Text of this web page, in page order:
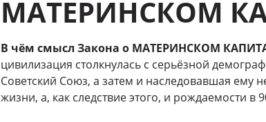
МАТЕРИНСКОМ
В чём смысл Закона о МАТЕРИНСКОМ
цивилизация столкнулась с серьёзной
Советский Союз, а затем и наследовавшая ему
жизни, а, как следствие этого, и рождаемости в